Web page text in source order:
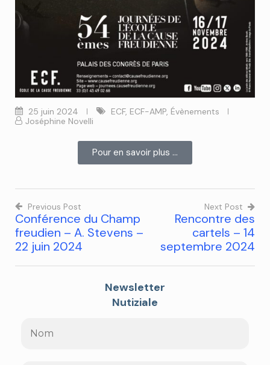
25 juin 2024 ECF, ECF-AMP, Évènements
Joséphine Novelli
Pour en savoir plus ...
Previous Post
Conférence du Champ
freudien – A. Stevens –
22 juin 2024
Next Post
Rencontre des
cartels – 14
septembre 2024
Newsletter
Nutiziale